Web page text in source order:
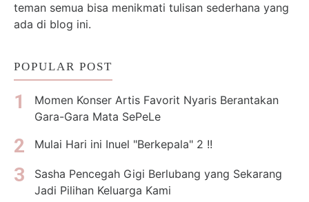
teman semua bisa menikmati tulisan sederhana yang
ada di blog ini.
POPULAR POST
Momen Konser Artis Favorit Nyaris Berantakan
Gara-Gara Mata SePeLe
Mulai Hari ini Inuel "Berkepala" 2 !!
Sasha Pencegah Gigi Berlubang yang Sekarang
Jadi Pilihan Keluarga Kami